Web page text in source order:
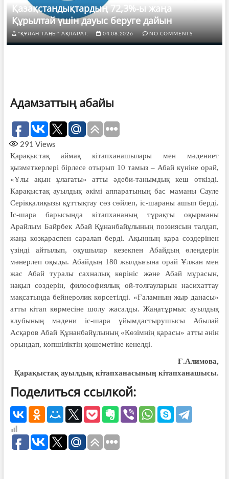
Қазақстандықтардың 72,3%-ы жаңа
Құрылтай үшін дауыс беруге дайын
"ҚҰЛАН ТАҢЫ" АҚПАРАТ. 04.08.2026 NO COMMENTS
Адамзаттың абайы
291 Views
Қарақыстақ аймақ кітапханашылары мен мәдениет
қызметкерлері бірлесе отырып 10 тамыз – Абай күніне орай,
«Ұлы ақын ұлағаты» атты әдеби-танымдық кеш өткізді.
Қарақыстақ ауылдық әкімі аппаратының бас маманы Сауле
Серікқалиқызы құттықтау сөз сөйлеп, іс-шараны ашып берді.
Іс-шара барысында кітапхананың тұрақты оқырманы
Арайлым Байрбек Абай Құнанбайұлының поэзиясын талдап,
жаңа көзқараспен саралап берді. Ақынның қара сөздерінен
үзінді айтылып, оқушылар кезекпен Абайдың өлеңдерін
мәнерлеп оқыды. Абайдың 180 жылдығына орай Ұлжан мен
жас Абай туралы сахналық көрініс және Абай мұрасын,
нақыл сөздерін, философиялық ой-толғауларын насихаттау
мақсатында бейнеролик көрсетілді. «Ғаламның жыр данасы»
атты кітап көрмесіне шолу жасалды. Жаңатұрмыс ауылдық
клубының мәдени іс-шара ұйымдастырушысы Абылай
Асқаров Абай Құнанбайұлының «Көзімнің қарасы» атты әнін
орындап, көпшіліктің қошеметіне кенелді.
Ғ.Алимова,
Қарақыстақ ауылдық кітапханасының кітапханашысы.
Поделиться ссылкой: